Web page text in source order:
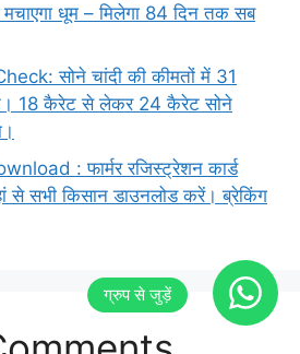
मचाएगा धूम – मिलेगा 84 दिन तक सब
सोने चांदी की कीमतों में 31
18 कैरेट से लेकर 24 कैरेट सोने
: फार्मर रजिस्ट्रेशन कार्ड
से सभी किसान डाउनलोड करें। ब्रेकिंग